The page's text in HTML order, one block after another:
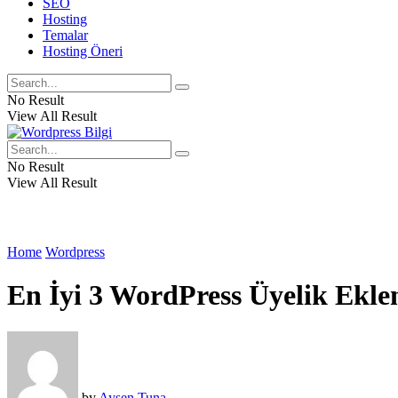
SEO
Hosting
Temalar
Hosting Öneri
No Result
View All Result
No Result
View All Result
Home Wordpress
En İyi 3 WordPress Üyelik